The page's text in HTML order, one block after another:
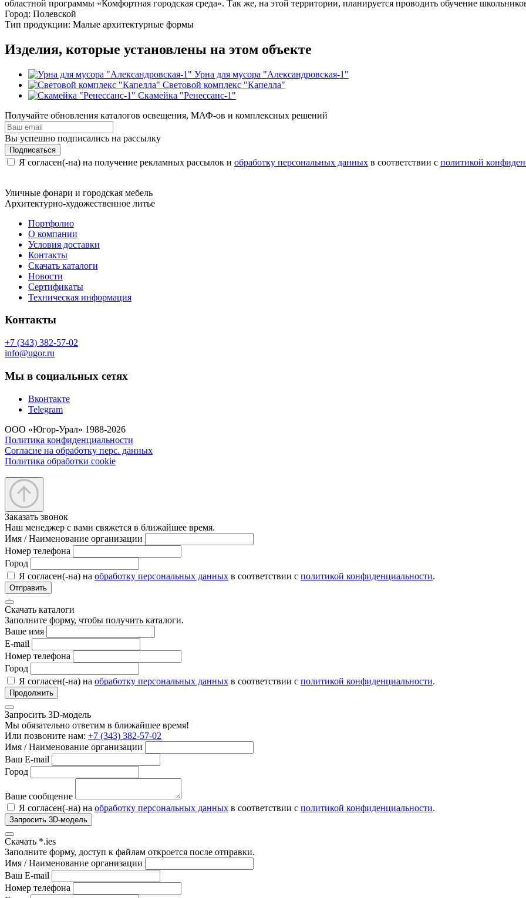
областной программы «Комфортная городская среда». Так же, на этой территории, планируется проводить обучение
Город: Полевской
Тип продукции: Малые архитектурные формы
Изделия, которые установлены на этом объекте
Урна для мусора "Александровская-1"
Световой комплекс "Капелла"
Скамейка "Ренессанс-1"
Получайте обновления каталогов освещения, МАФ-ов и комплексных решений
Вы успешно подписались на рассылку
Подписаться
Я согласен(-на) на получение рекламных рассылок и обработку персональных данных в соответствии с политикой
Уличные фонари и городская мебель
Архитектурно-художественное литье
Портфолио
О компании
Условия доставки
Контакты
Скачать каталоги
Новости
Сертификаты
Техническая информация
Контакты
+7 (343) 382-57-02
info@ugor.ru
Мы в социальных сетях
Вконтакте
Telegram
ООО «Югор-Урал» 1988-2026
Политика конфиденциальности
Согласие на обработку перс. данных
Политика обработки cookie
Заказать звонок
Наш менеджер с вами свяжется в ближайшее время.
Имя / Наименование организации
Номер телефона
Город
Я согласен(-на) на обработку персональных данных в соответствии с политикой конфиденциальности.
Отправить
Скачать каталоги
Заполните форму, чтобы получить каталоги.
Ваше имя
E-mail
Номер телефона
Город
Я согласен(-на) на обработку персональных данных в соответствии с политикой конфиденциальности.
Продолжить
Запросить 3D-модель
Мы обязательно ответим в ближайшее время!
Или позвоните нам: +7 (343) 382-57-02
Имя / Наименование организации
Ваш E-mail
Город
Ваше сообщение
Я согласен(-на) на обработку персональных данных в соответствии с политикой конфиденциальности.
Запросить 3D-модель
Скачать *.ies
Заполните форму, доступ к файлам откроется после отправки.
Имя / Наименование организации
Ваш E-mail
Номер телефона